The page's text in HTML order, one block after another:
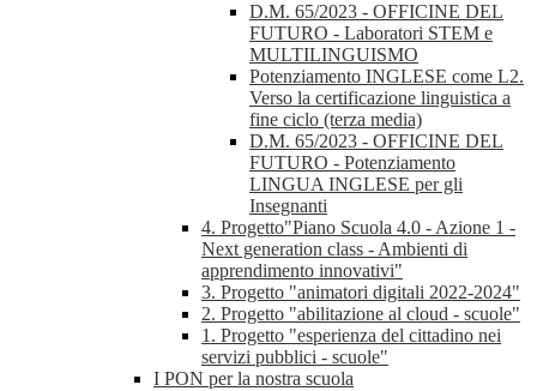
D.M. 65/2023 - OFFICINE DEL
FUTURO - Laboratori STEM e
MULTILINGUISMO
Potenziamento INGLESE come L2.
Verso la certificazione linguistica a
fine ciclo (terza media)
D.M. 65/2023 - OFFICINE DEL
FUTURO - Potenziamento
LINGUA INGLESE per gli
Insegnanti
4. Progetto"Piano Scuola 4.0 - Azione 1 -
Next generation class - Ambienti di
apprendimento innovativi"
3. Progetto "animatori digitali 2022-2024"
2. Progetto "abilitazione al cloud - scuole"
1. Progetto "esperienza del cittadino nei
servizi pubblici - scuole"
I PON per la nostra scuola